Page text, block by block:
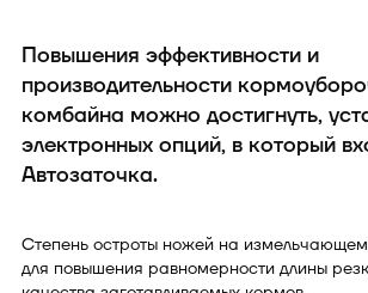
Повышения эффективности и
производительности
комбайна можно достигнуть,
электронных опций, в который
Автозаточка.
Степень остроты ножей на
для повышения равномерности длины